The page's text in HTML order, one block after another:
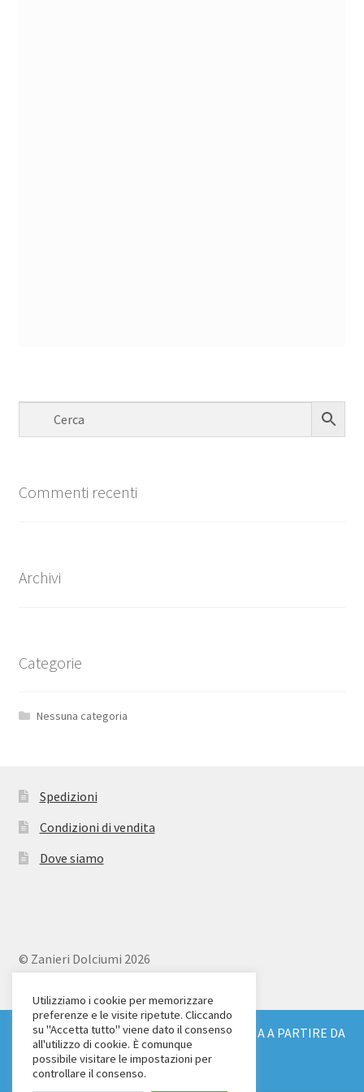
SPEDIZIONE GRATUITA IN TUTTA ITALIA A PARTIRE DA
€ 150
Ignora
Commenti recenti
Archivi
Categorie
Nessuna categoria
Spedizioni
Condizioni di vendita
Dove siamo
© Zanieri Dolciumi 2026
Via Alfieri 18
Scandicci (FI)
Tel. 055 2571707
C.F. e P.IVA: 04904430487
Utilizziamo i cookie per memorizzare
preferenze e le visite ripetute. Cliccando
su "Accetta tutto" viene dato il consenso
all'utilizzo di cookie. È comunque
possibile visitare le impostazioni per
controllare il consenso.